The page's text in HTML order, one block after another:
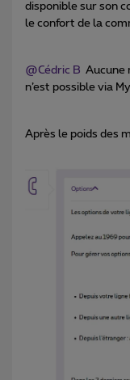
disponible sur son
le confort de la
@Cédric B Aucune
n’est possible via
Après le poids des